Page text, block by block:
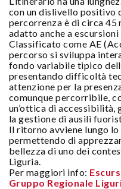
con un dislivello positivo
percorrenza è di circa
adatto anche a
Classificato come AE
percorso si sviluppa
fondo variabile tipico
presentando difficoltà
attenzione per la
comunque percorribile,
un’ottica di
la gestione di ausili
Il ritorno avviene lungo
permettendo di
bellezza di uno dei
Liguria.
Per maggiori info:
Gruppo Regionale